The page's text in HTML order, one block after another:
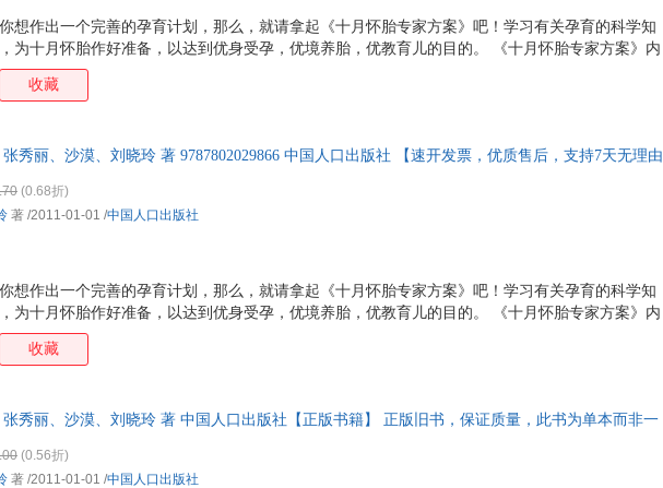
想作出一个完善的孕育计划，那么，就请拿起《十月怀胎专家方案》吧！学习有关孕育的科学知
为十月怀胎作好准备，以达到优身受孕，优境养胎，优教育儿的目的。 《十月怀胎专家方案》内
全面科学地介绍了十月怀胎中一些的常识，分述了十月怀胎中必要的保健及一些常见问题的处理
夫妇们予以更系统、更全面地指导，真正做到一书在手，心中无忧。
收藏
秀丽、沙漠、刘晓玲 著 9787802029866 中国人口出版社 【速开发票，优质售后，支持7天无理由
想作出一个完善的孕育计划，那么，就请拿起《十月怀胎专家方案》吧！学习有关孕育的科学知
为十月怀胎作好准备，以达到优身受孕，优境养胎，优教育儿的目的。 《十月怀胎专家方案》内
全面科学地介绍了十月怀胎中一些的常识，分述了十月怀胎中必要的保健及一些常见问题的处理
夫妇们予以更系统、更全面地指导，真正做到一书在手，心中无忧。
(0.68折)
著 /2011-01-01 /中国人口出版社
收藏
秀丽、沙漠、刘晓玲 著 中国人口出版社【正版书籍】 正版旧书，保证质量，此书为单本而非一
(0.56折)
著 /2011-01-01 /中国人口出版社